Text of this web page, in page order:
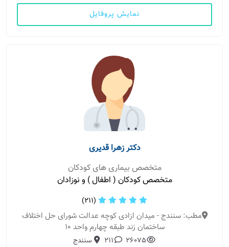
نمایش پروفایل
دکتر زهرا قدیری
متخصص بیماری های کودکان
متخصص کودکان ( اطفال ) و نوزادان
(211)
مطب: سنندج - میدان ازادی کوچه عدالت شورای حل اختلاف
ساختمان زند طبقه چهارم واحد 10
26075
211 سنندج